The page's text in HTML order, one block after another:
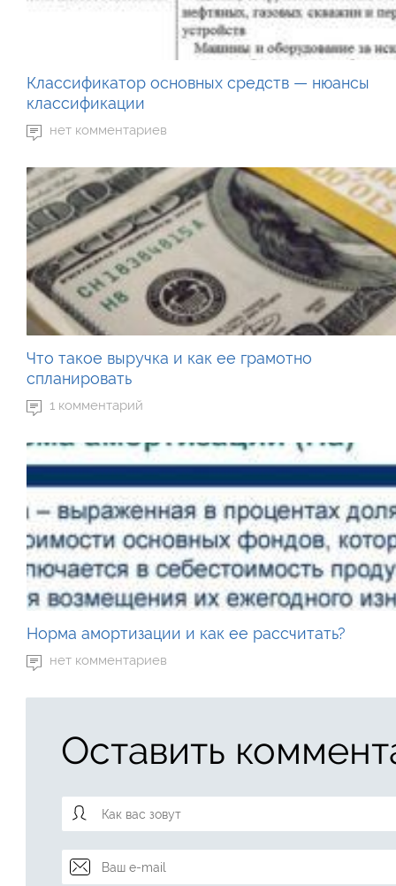
Классификатор основных средств — нюансы
классификации
нет комментариев
Что такое выручка и как ее грамотно
спланировать
1 комментарий
Норма амортизации и как ее рассчитать?
нет комментариев
Оставить